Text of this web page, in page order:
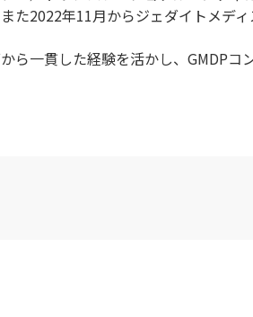
た2022年11月からジェダイトメデ
ら一貫した経験を活かし、GMDPコ